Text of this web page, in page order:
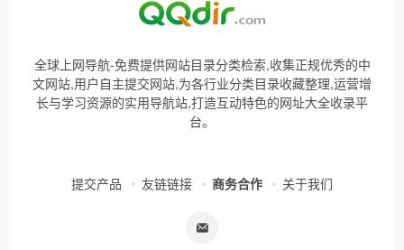
全球上网导航-免费提供网站目录分类检索,收集正规优秀的中
文网站,用户自主提交网站,为各行业分类目录收藏整理,运营增
长与学习资源的实用导航站,打造互动特色的网址大全收录平
台。
提交产品 友链链接 商务合作 关于我们